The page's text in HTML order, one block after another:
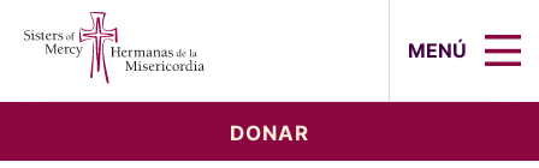
MENÚ
DONAR